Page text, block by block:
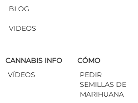
BLOG
VIDEOS
CANNABIS INFO
VÍDEOS
CÓMO
PEDIR
SEMILLAS DE
MARIHUANA